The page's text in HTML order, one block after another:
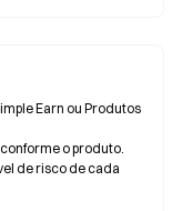
Earn ou Produtos
o produto.
de risco de cada